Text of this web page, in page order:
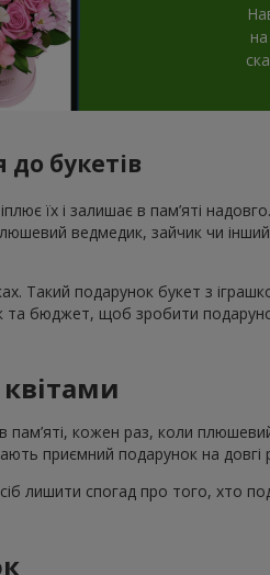
букетів
їх і залишає в пам’яті
ведмедик, зайчик чи
Такий подарунок букет з
та бюджет, щоб зробити
пам’яті, кожен раз, коли
приємний подарунок на довгі
лишити спогад про того, хто